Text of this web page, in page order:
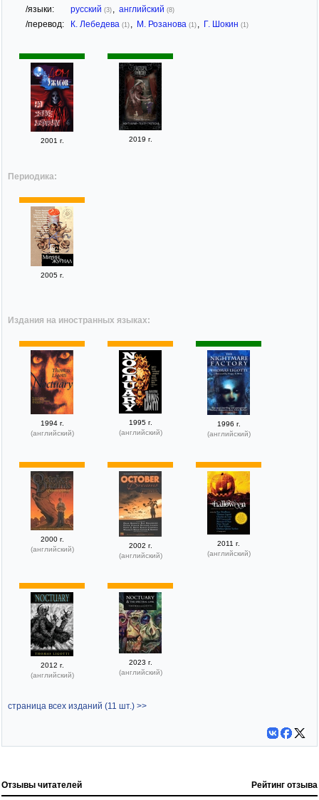
/языки: русский (3) английский (8)
/перевод: К. Лебедева (1) М. Розанова (1) Г. Шокин (1)
2001 г. 2019 г.
Периодика:
2005 г.
Издания на иностранных языках:
1994 г.
(английский)
1995 г.
(английский)
1996 г.
(английский)
2000 г.
(английский)
2002 г.
(английский)
2011 г.
(английский)
2012 г.
(английский)
2023 г.
(английский)
страница всех изданий (11 шт.) >>
Отзывы читателей Рейтинг отзыва